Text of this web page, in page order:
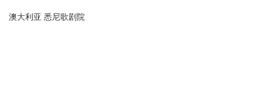
澳大利亚 悉尼歌剧院